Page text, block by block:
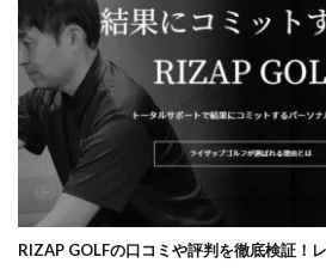
RIZAP GOLFの口コミや評判を徹底検証！